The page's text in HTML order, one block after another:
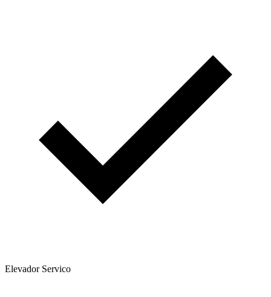
Elevador Servico